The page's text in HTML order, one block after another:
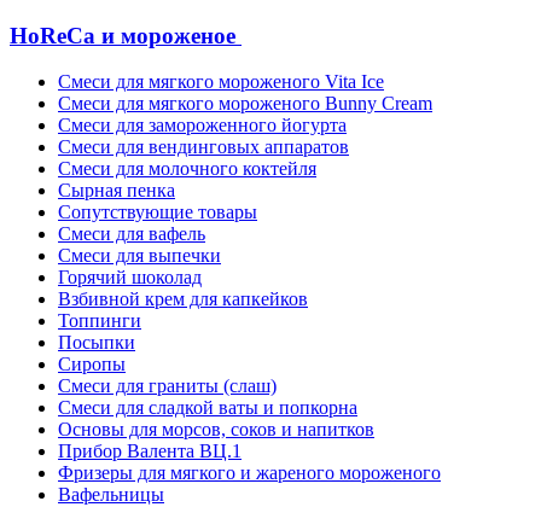
HoReCa и мороженое
Смеси для мягкого мороженого Vita Ice
Смеси для мягкого мороженого Bunny Cream
Смеси для замороженного йогурта
Смеси для вендинговых аппаратов
Смеси для молочного коктейля
Сырная пенка
Сопутствующие товары
Смеси для вафель
Смеси для выпечки
Горячий шоколад
Взбивной крем для капкейков
Топпинги
Посыпки
Сиропы
Смеси для граниты (слаш)
Смеси для сладкой ваты и попкорна
Основы для морсов, соков и напитков
Прибор Валента ВЦ.1
Фризеры для мягкого и жареного мороженого
Вафельницы